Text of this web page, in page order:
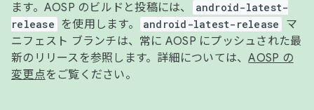
ます。AOSP のビルドと投稿には、
android-latest-
release
を使用します。 android-latest-release
マ
ニフェスト ブランチは、常に AOSP にプッシュされた最
新のリリースを参照します。詳細については、AOSP の
変更点をご覧ください。